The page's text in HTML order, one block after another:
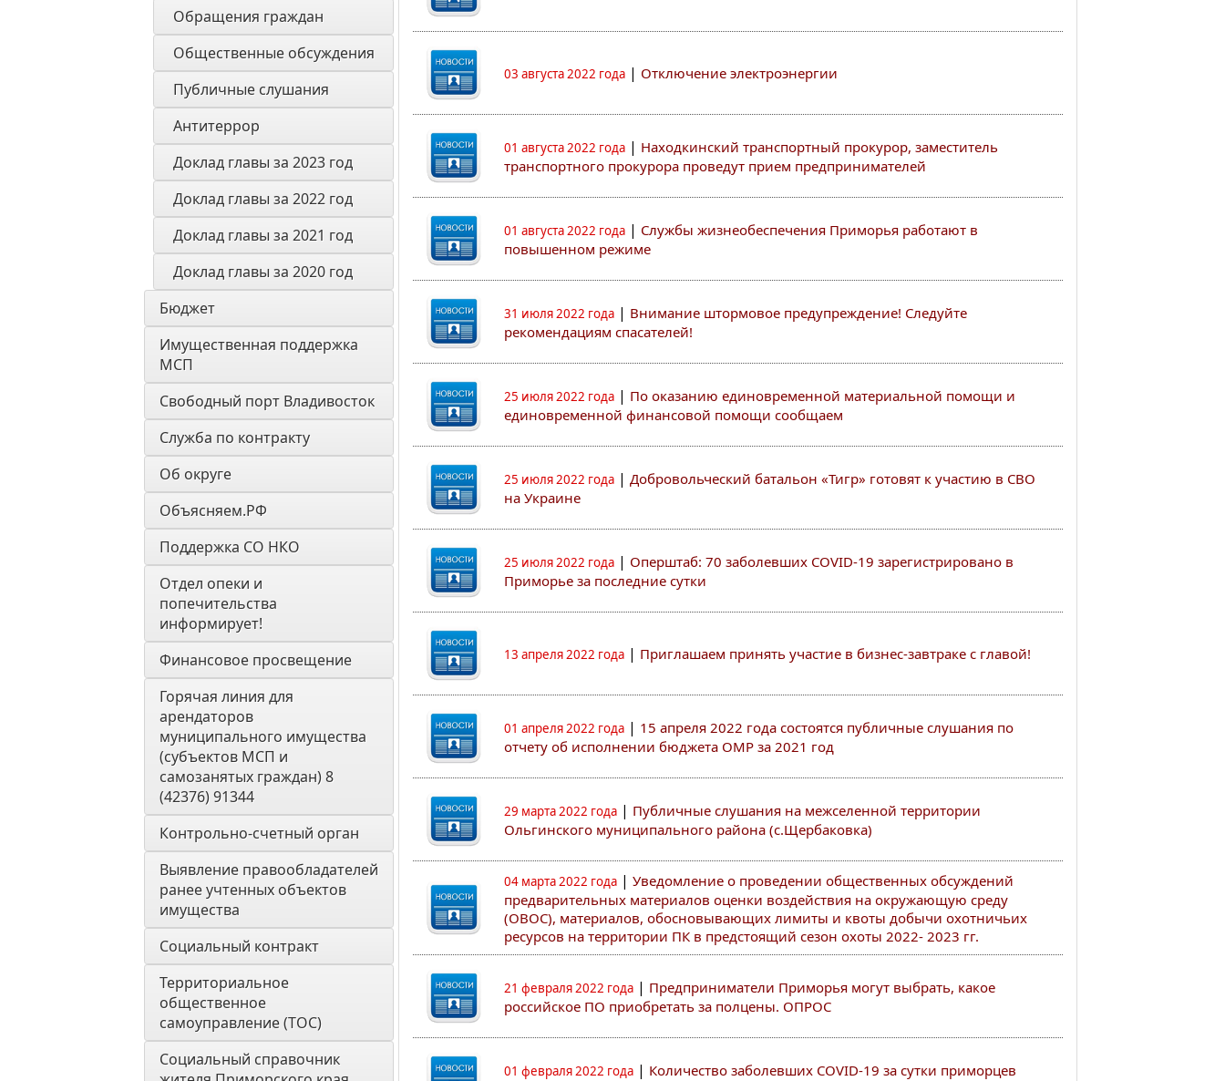
Обращения граждан
Общественные обсуждения
Публичные слушания
Антитеррор
Доклад главы за 2023 год
Доклад главы за 2022 год
Доклад главы за 2021 год
Доклад главы за 2020 год
Бюджет
Имущественная поддержка
МСП
Свободный порт Владивосток
Служба по контракту
Об округе
Объясняем.РФ
Поддержка СО НКО
Отдел опеки и
попечительства
информирует!
Финансовое просвещение
Горячая линия для
арендаторов
муниципального имущества
(субъектов МСП и
самозанятых граждан) 8
(42376) 91344
Контрольно-счетный орган
Выявление правообладателей
ранее учтенных объектов
имущества
Социальный контракт
Территориальное
общественное
самоуправление (ТОС)
Социальный справочник
03 августа 2022 года | Отключение электроэнергии
01 августа 2022 года | Находкинский транспортный прокурор, заместитель
транспортного прокурора проведут прием предпринимателей
01 августа 2022 года | Службы жизнеобеспечения Приморья работают в
повышенном режиме
31 июля 2022 года | Внимание штормовое предупреждение! Следуйте
рекомендациям спасателей!
25 июля 2022 года | По оказанию единовременной материальной помощи и
единовременной финансовой помощи сообщаем
25 июля 2022 года | Добровольческий батальон «Тигр» готовят к участию в СВО
на Украине
25 июля 2022 года | Оперштаб: 70 заболевших COVID-19 зарегистрировано в
Приморье за последние сутки
13 апреля 2022 года | Приглашаем принять участие в бизнес-завтраке с главой!
01 апреля 2022 года | 15 апреля 2022 года состоятся публичные слушания по
отчету об исполнении бюджета ОМР за 2021 год
29 марта 2022 года | Публичные слушания на межселенной территории
Ольгинского муниципального района (с.Щербаковка)
04 марта 2022 года | Уведомление о проведении общественных обсуждений
предварительных материалов оценки воздействия на окружающую среду
(ОВОС), материалов, обосновывающих лимиты и квоты добычи охотничьих
ресурсов на территории ПК в предстоящий сезон охоты 2022- 2023 гг.
21 февраля 2022 года | Предприниматели Приморья могут выбрать, какое
российское ПО приобретать за полцены. ОПРОС
01 февраля 2022 года | Количество заболевших COVID-19 за сутки приморцев